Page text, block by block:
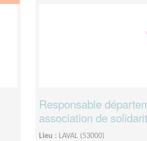
Responsable
association de
Lieu : LAVAL (53000)